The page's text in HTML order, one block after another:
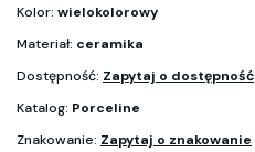
Kolor: wielokolorowy
Materiał: ceramika
Dostępność: Zapytaj o dostępność
Katalog: Porceline
Znakowanie: Zapytaj o znakowanie